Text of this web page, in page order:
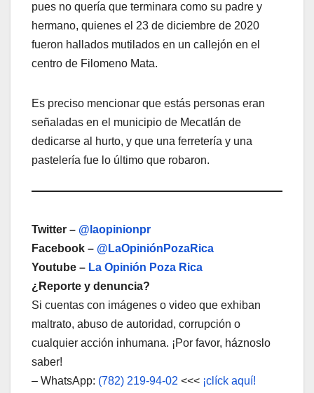
pues no quería que terminara como su padre y
hermano, quienes el 23 de diciembre de 2020
fueron hallados mutilados en un callejón en el
centro de Filomeno Mata.
Es preciso mencionar que estás personas eran
señaladas en el municipio de Mecatlán de
dedicarse al hurto, y que una ferretería y una
pastelería fue lo último que robaron.
Twitter – @laopinionpr
Facebook – @LaOpiniónPozaRica
Youtube – La Opinión Poza Rica
¿Reporte y denuncia?
Si cuentas con imágenes o video que exhiban
maltrato, abuso de autoridad, corrupción o
cualquier acción inhumana. ¡Por favor, háznoslo
saber!
– WhatsApp: (782) 219-94-02 <<< ¡clíck aquí!